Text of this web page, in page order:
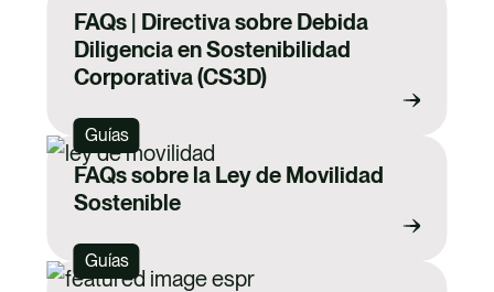
FAQs | Directiva sobre Debida
Diligencia en Sostenibilidad
Corporativa (CS3D)
Guías
FAQs sobre la Ley de Movilidad
Sostenible
Guías